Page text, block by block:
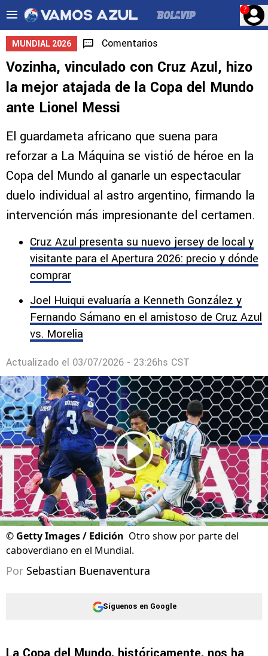
?
MUNDIAL 2026 Comentarios
Vozinha, vinculado con Cruz Azul, hizo
la mejor atajada de la Copa del Mundo
ante Lionel Messi
El guardameta africano que suena para
reforzar a La Máquina se vistió de héroe en la
Copa del Mundo al ganarle un espectacular
duelo individual al astro argentino, firmando la
intervención más impresionante del certamen.
Cruz Azul presenta su nuevo jersey de local y
visitante para el Apertura 2026: precio y dónde
comprar
Joel Huiqui evaluaría a Kenneth González y
Fernando Sámano en el amistoso de Cruz Azul
vs. Morelia
Actualizado el 03/07/2026 - 23:26hs CST
© Getty Images / Edición Otro show por parte del
caboverdiano en el Mundial.
Por Sebastian Buenaventura
Síguenos en Google